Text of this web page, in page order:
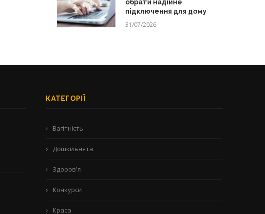
обрати надійне
підключення для дому
31/07/2026
КАТЕГОРІЇ
Вагітність
Дошкільнята
Здоров'я
Конкурси
Краса